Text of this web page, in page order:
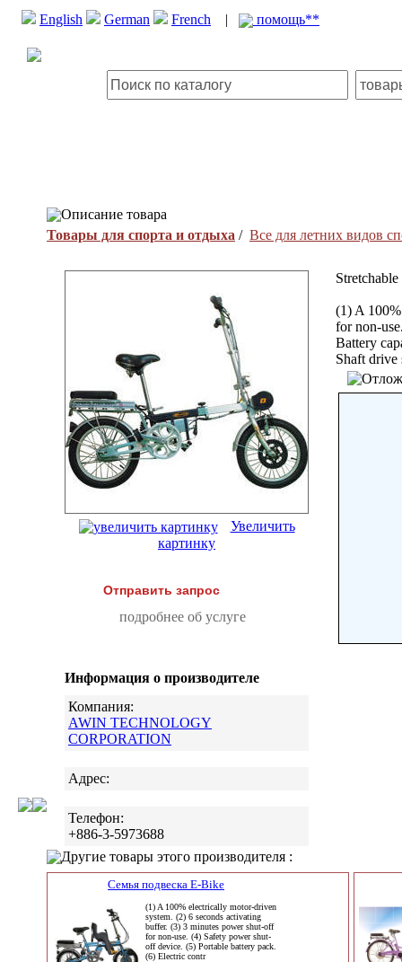
English German French | помощь**
Описание товара
Товары для спорта и отдыха / Все для летних видов
Увеличить
картинку
Отправить запрос
подробнее об услуге
Информация о производителе
Компания:
AWIN TECHNOLOGY
CORPORATION
Адрес:
Телефон:
+886-3-5973688
(1) A
for non-
Battery
Shaft drive
Другие товары этого производителя :
Семья подвеска E-Bike
(1) A 100% electrically motor-driven
system. (2) 6 seconds activating
buffer. (3) 3 minutes power shut-off
for non-use. (4) Safety power shut-
off device. (5) Portable battery pack.
(6) Electric contr